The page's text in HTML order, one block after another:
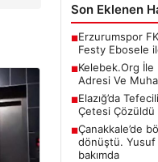
Son Eklenen
■Erzurumspor
Festy Ebosele
■Kelebek.Org İle
Adresi Ve
■Elazığ’da
Çetesi Çözüldü
■Çanakkale’de
dönüştü.
bakımda